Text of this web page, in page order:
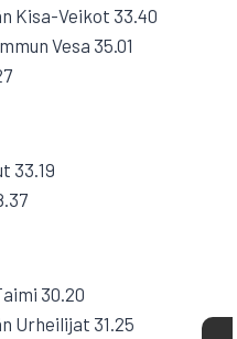
Kisa-Veikot 33.40
Vesa 35.01
33.19
30.20
Urheilijat 31.25